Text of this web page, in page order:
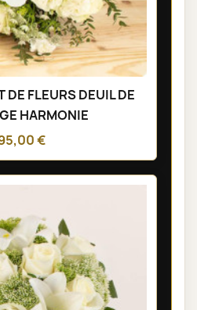
DE FLEURS DEUIL DE
HARMONIE
€